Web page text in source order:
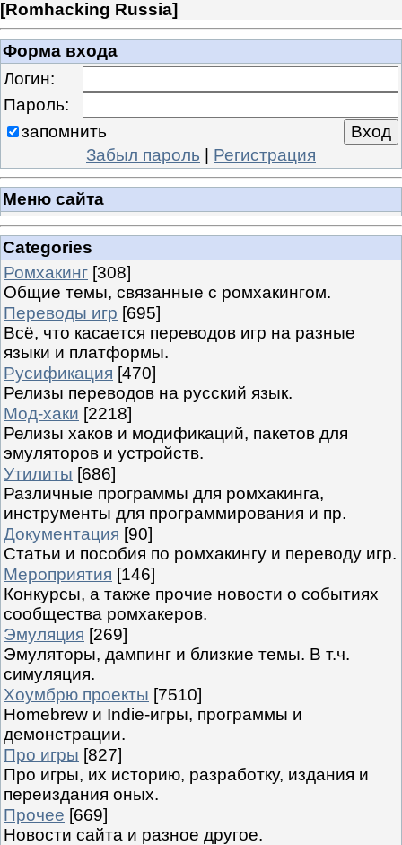
[Romhacking Russia]
Форма входа
Логин:
Пароль:
запомнить
Забыл пароль | Регистрация
Меню сайта
Categories
Ромхакинг [308]
Общие темы, связанные с ромхакингом.
Переводы игр [695]
Всё, что касается переводов игр на разные
языки и платформы.
Русификация [470]
Релизы переводов на русский язык.
Мод-хаки [2218]
Релизы хаков и модификаций, пакетов для
эмуляторов и устройств.
Утилиты [686]
Различные программы для ромхакинга,
инструменты для программирования и пр.
Документация [90]
Статьи и пособия по ромхакингу и переводу игр.
Мероприятия [146]
Конкурсы, а также прочие новости о событиях
сообщества ромхакеров.
Эмуляция [269]
Эмуляторы, дампинг и близкие темы. В т.ч.
симуляция.
Хоумбрю проекты [7510]
Homebrew и Indie-игры, программы и
демонстрации.
Про игры [827]
Про игры, их историю, разработку, издания и
переиздания оных.
Прочее [669]
Новости сайта и разное другое.